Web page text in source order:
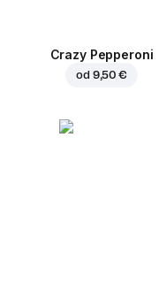
Crazy Pepperoni
od 9,50 €